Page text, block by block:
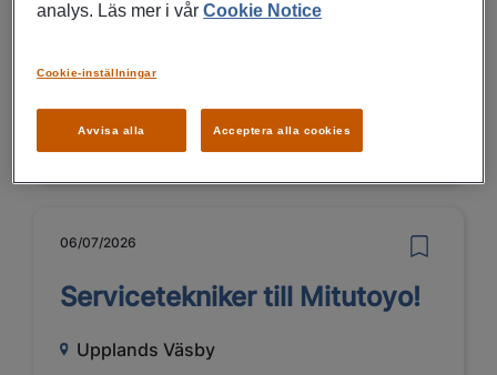
Eskilstuna
LÄS MER
06/07/2026
Servicetekniker till Mitutoyo!
Upplands Väsby
analys. Läs mer i vårCookie Notice
Avvisa alla Acceptera alla cookies
Cookie-inställningar